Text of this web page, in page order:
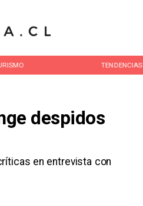
TENDENCIAS
despidos
en entrevista con